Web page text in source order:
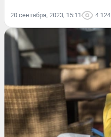
20 сентября, 2023, 15:11 4 124